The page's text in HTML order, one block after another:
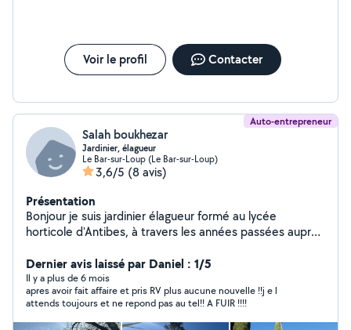
Voir le profil Contacter
Auto-entrepreneur
Salah boukhezar
Jardinier, élagueur
Le Bar-sur-Loup (Le Bar-sur-Loup)
3,6/5 (8 avis)
Présentation
Bonjour je suis jardinier élagueur formé au lycée
horticole d'Antibes, à travers les années passées auprès
acquérir une expérience solide essentiellement en
élagage ainsi que l'aménagement et l'entretien
d'espaces verts. J'ai rejoint allovoisins afin d'apporter
mon savoir-faire pour des personnes désireuses d'un
travail minutieux et sécurisé dans un cadre professionnel
Dernier avis laissé par Daniel : 1/5
Il y a plus de 6 mois
apres avoir fait affaire et pris RV plus aucune nouvelle !!j e l
attends toujours et ne repond pas au tel!! A FUIR !!!!